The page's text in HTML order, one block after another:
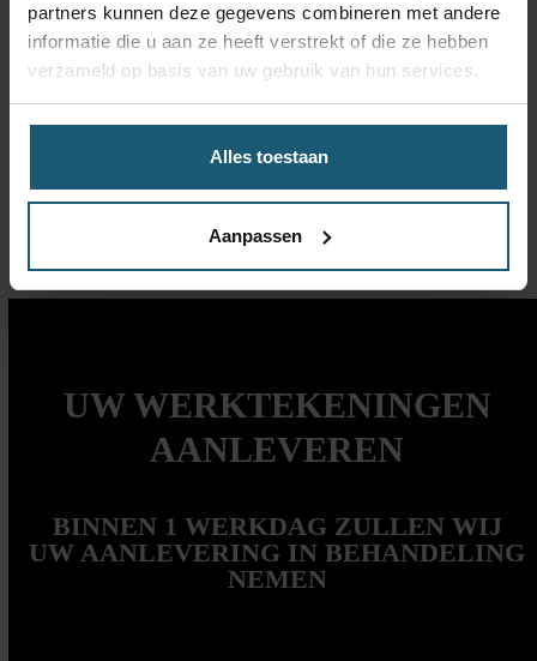
partners kunnen deze gegevens combineren met andere
informatie die u aan ze heeft verstrekt of die ze hebben
verzameld op basis van uw gebruik van hun services.
Alles toestaan
Aanpassen
voor beiden kunt u bij ons terecht. Overdags werken we aan
de complexe projecten, buiten werktijden draaien we de
series. Ook houden we iedere dag rekening met eventuele
spoedklussen. Doordat we over twee snijkoppen beschikken
UW WERKTEKENINGEN
AANLEVEREN
BINNEN 1 WERKDAG ZULLEN WIJ
UW AANLEVERING IN BEHANDELING
NEMEN